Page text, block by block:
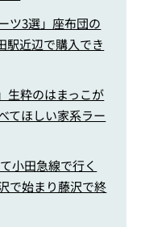
ツ3選」座布団の
駅近辺で購入でき
生粋のはまっこが
てほしい家系ラー
小田急線で行く
で始まり藤沢で終